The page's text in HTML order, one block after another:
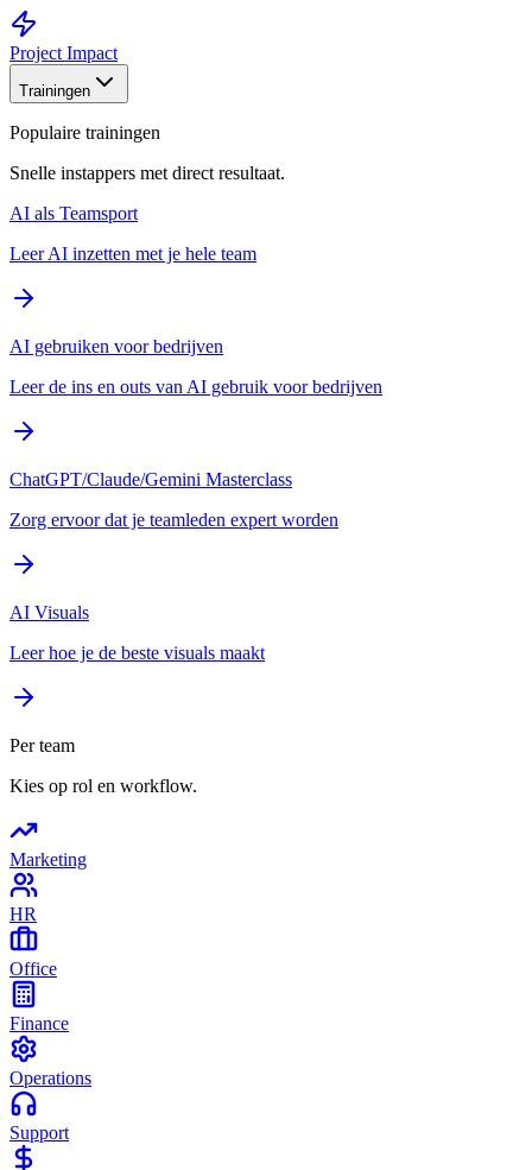
Project Impact
Trainingen
Populaire trainingen
Snelle instappers met direct resultaat.
AI als Teamsport
Leer AI inzetten met je hele team
AI gebruiken voor bedrijven
Leer de ins en outs van AI gebruik voor bedrijven
ChatGPT/Claude/Gemini Masterclass
Zorg ervoor dat je teamleden expert worden
AI Visuals
Leer hoe je de beste visuals maakt
Per team
Kies op rol en workflow.
Marketing
HR
Office
Finance
Operations
Support